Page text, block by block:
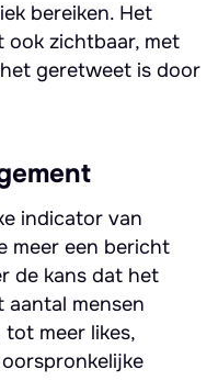
bereiken. Het
zichtbaar, met
geretweet is door
indicator van
meer een bericht
de kans dat het
mensen
meer likes,